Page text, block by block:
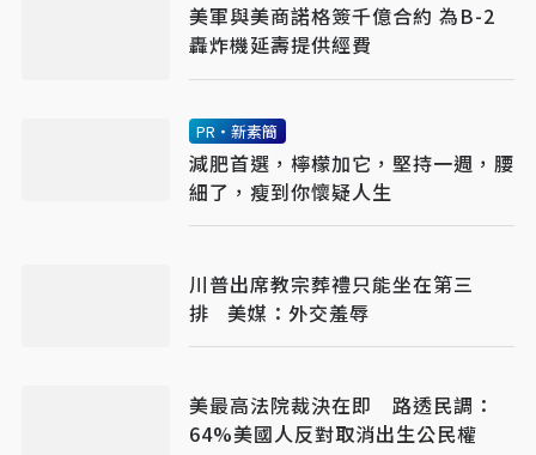
美軍與美商諾格簽千億合約 為B-2
轟炸機延壽提供經費
PR・新素簡
減肥首選，檸檬加它，堅持一週，腰
細了，瘦到你懷疑人生
川普出席教宗葬禮只能坐在第三
排 美媒：外交羞辱
美最高法院裁決在即 路透民調：
64%美國人反對取消出生公民權